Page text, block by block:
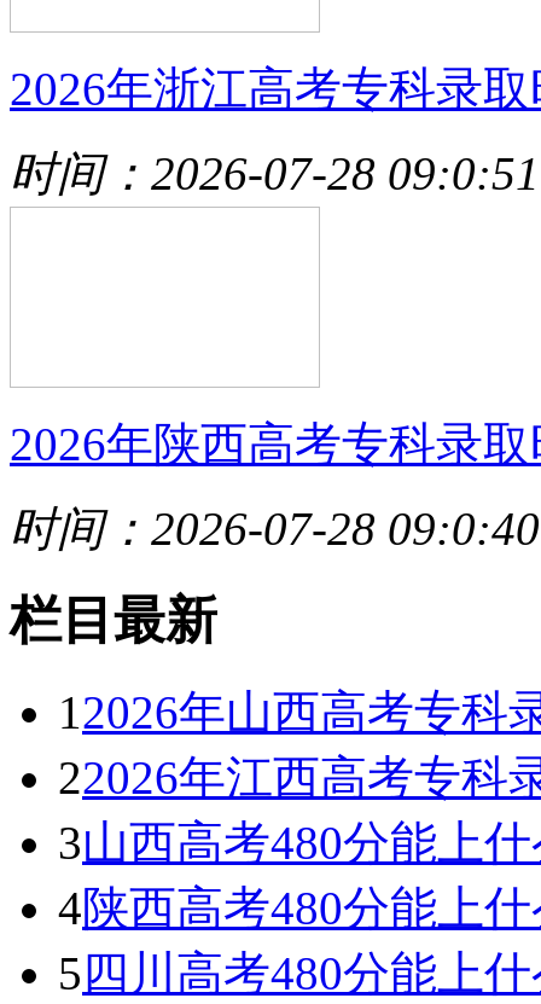
2026年浙江高考专科录
时间：2026-07-28 09:0:51
2026年陕西高考专科录
时间：2026-07-28 09:0:40
栏目最新
1 2026年山西高考专科
22026年江西高考专科
3山西高考480分能上
4陕西高考480分能上
5 四川高考480分能上